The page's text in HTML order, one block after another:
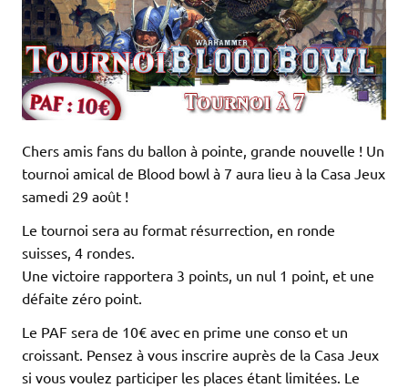
Chers amis fans du ballon à pointe, grande nouvelle ! Un
tournoi amical de Blood bowl à 7 aura lieu à la Casa Jeux
samedi 29 août !
Le tournoi sera au format résurrection, en ronde
suisses, 4 rondes.
Une victoire rapportera 3 points, un nul 1 point, et une
défaite zéro point.
Le PAF sera de 10€ avec en prime une conso et un
croissant. Pensez à vous inscrire auprès de la Casa Jeux
si vous voulez participer les places étant limitées. Le